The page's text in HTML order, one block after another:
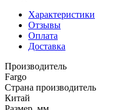
Характеристики
Отзывы
Оплата
Доставка
Производитель
Fargo
Страна производитель
Китай